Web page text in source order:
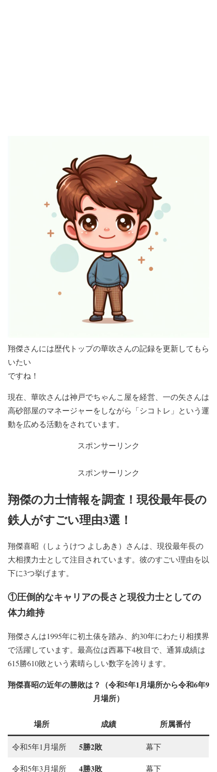
翔傑さんには歴代トップの華吹さんの記録を更新してもら
いたい
ですね！
現在、華吹さんは神戸でちゃんこ屋を経営、一の矢さんは
高砂部屋のマネージャーをしながら「シコトレ」という運
動を広める活動をされています。
スポンサーリンク
スポンサーリンク
翔傑の力士情報を調査！現役最年長の
鉄人がすごい理由3選！
翔傑喜昭（しょうけつ よしあき）さんは、現役最年長の
大相撲力士として注目されています。彼のすごい理由を以
下に3つ挙げます。
①圧倒的なキャリアの長さと現役力士としての
体力維持
翔傑さんは1995年に初土俵を踏み、約30年にわたり相撲界
で活躍しています。最高位は西幕下4枚目で、通算成績は
615勝610敗という素晴らしい数字を誇ります。
翔傑喜昭の近年の勝敗は？（令和5年1月場所から令和6年9
月場所）
場所 成績 所属番付
令和5年1月場所 5勝2敗 幕下
令和5年3月場所 4勝3敗 幕下